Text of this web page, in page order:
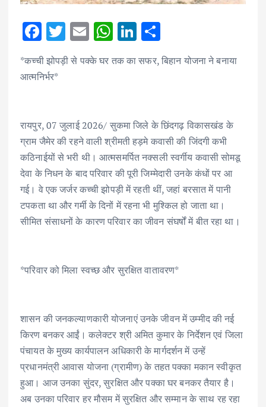
F
ac
e
b
o
k
T
w
it
E
m
ai
W
at
p
p
Li
k
n
h
ar
*कच्ची झोपड़ी से पक्के घर तक का सफर, बिहान योजना ने बनाया
आत्मनिर्भर*
रायपुर, 07 जुलाई 2026/ सुकमा जिले के छिंदगढ़ विकासखंड के
ग्राम जैमेर की रहने वाली श्रीमती हड़मे कवासी की जिंदगी कभी
कठिनाईयों से भरी थी। आत्मसमर्पित नक्सली स्वर्गीय कवासी सोमडू
देवा के निधन के बाद परिवार की पूरी जिम्मेदारी उनके कंधों पर आ
गई। वे एक जर्जर कच्ची झोपड़ी में रहती थीं, जहां बरसात में पानी
टपकता था और गर्मी के दिनों में रहना भी मुश्किल हो जाता था।
सीमित संसाधनों के कारण परिवार का जीवन संघर्षों में बीत रहा था।
*परिवार को मिला स्वच्छ और सुरक्षित वातावरण*
शासन की जनकल्याणकारी योजनाएं उनके जीवन में उम्मीद की नई
किरण बनकर आईं। कलेक्टर श्री अमित कुमार के निर्देशन एवं जिला
पंचायत के मुख्य कार्यपालन अधिकारी के मार्गदर्शन में उन्हें
प्रधानमंत्री आवास योजना (ग्रामीण) के तहत पक्का मकान स्वीकृत
हुआ। आज उनका सुंदर, सुरक्षित और पक्का घर बनकर तैयार है।
अब उनका परिवार हर मौसम में सुरक्षित और सम्मान के साथ रह रहा